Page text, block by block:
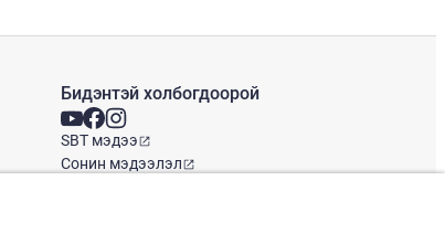
Бидэнтэй холбогдоорой
SBT мэдээ
Сонин мэдээлэл